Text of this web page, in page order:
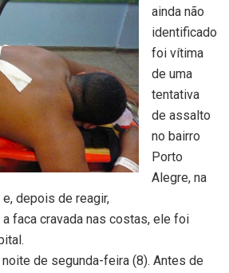
ainda não
identificado
foi vítima
de uma
tentativa
de assalto
no bairro
Porto
Alegre, na
depois de reagir,
faca cravada nas costas, ele foi
de segunda-feira (8). Antes de